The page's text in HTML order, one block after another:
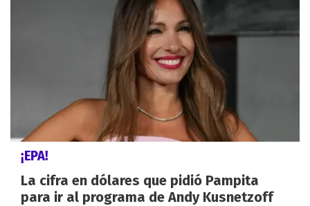
¡EPA!
La cifra en dólares que pidió Pampita
para ir al programa de Andy Kusnetzoff